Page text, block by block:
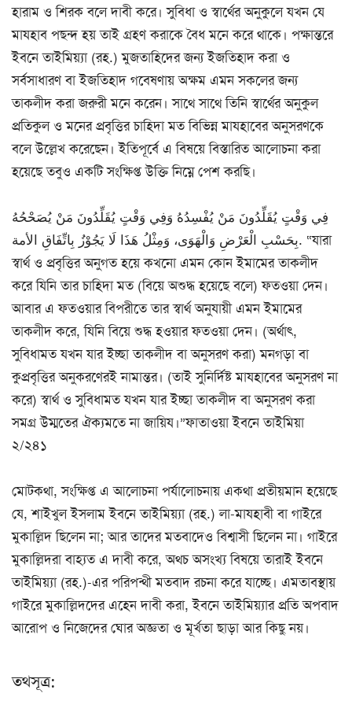
হারাম ও শিরক বলে দাবী করে। সুবিধা ও স্বার্থের অনুকুলে যখন যে
মাযহাব পছন্দ হয় তাই গ্রহণ করাকে বৈধ মনে করে থাকে। পক্ষান্তরে
ইবনে তাইমিয়্যা (রহ.) মুজতাহিদের জন্য ইজতিহাদ করা ও
সর্বসাধারণ বা ইজতিহাদ গবেষণায় অক্ষম এমন সকলের জন্য
তাকলীদ করা জরুরী মনে করেন। সাথে সাথে তিনি স্বার্থের অনুকুল
প্রতিকুল ও মনের প্রবৃত্তির চাহিদা মত বিভিন্ন মাযহাবের অনুসরণকে
বলে উল্লেখ করেছেন। ইতিপূর্বে এ বিষয়ে বিস্তারিত আলোচনা করা
হয়েছে তবুও একটি সংক্ষিপ্ত উক্তি নিম্নে পেশ করছি।
فِي وَقْتٍ يُقَلِّدُونَ مَنْ يُفْسِدُهُ وَفِي وَقْتٍ يُقَلِّدُونَ مَنْ يُصَحْحُهُ
بِحَسْبِ الْعَرْضِ وَالْهَوَى، وَمِثْلُ هَذَا لَا يَجُوْزُ بِاتِّفَاقِ الأمة. “যারা
স্বার্থ ও প্রবৃত্তির অনুগত হয়ে কখনো এমন কোন ইমামের তাকলীদ
করে যিনি তার চাহিদা মত (বিয়ে অশুদ্ধ হয়েছে বলে) ফতওয়া দেন।
আবার এ ফতওয়ার বিপরীতে তার স্বার্থ অনুযায়ী এমন ইমামের
তাকলীদ করে, যিনি বিয়ে শুদ্ধ হওয়ার ফতওয়া দেন। (অর্থাৎ,
সুবিধামত যখন যার ইচ্ছা তাকলীদ বা অনুসরণ করা) মনগড়া বা
কুপ্রবৃত্তির অনুকরণেরই নামান্তর। (তাই সুনির্দিষ্ট মাযহাবের অনুসরণ না
করে) স্বার্থ ও সুবিধামত যখন যার ইচ্ছা তাকলীদ বা অনুসরণ করা
সমগ্র উম্মতের ঐক্যমতে না জায়িয।”ফাতাওয়া ইবনে তাইমিয়া
২/২৪১
মোটকথা, সংক্ষিপ্ত এ আলোচনা পর্যালোচনায় একথা প্রতীয়মান হয়েছে
যে, শাইখুল ইসলাম ইবনে তাইমিয়্যা (রহ.) লা-মাযহাবী বা গাইরে
মুকাল্লিদ ছিলেন না; আর তাদের মতবাদেও বিশ্বাসী ছিলেন না। গাইরে
মুকাল্লিদরা বাহ্যত এ দাবী করে, অথচ অসংখ্য বিষয়ে তারাই ইবনে
তাইমিয়্যা (রহ.)-এর পরিপন্থী মতবাদ রচনা করে যাচ্ছে। এমতাবস্থায়
গাইরে মুকাল্লিদদের এহেন দাবী করা, ইবনে তাইমিয়্যার প্রতি অপবাদ
আরোপ ও নিজেদের ঘোর অজ্ঞতা ও মূর্খতা ছাড়া আর কিছু নয়।
তথসূত্র: